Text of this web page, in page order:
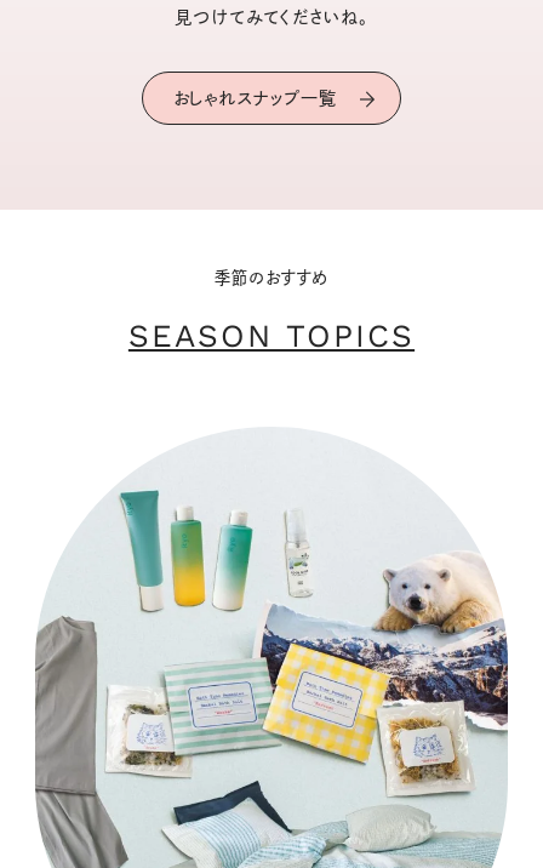
見つけてみてくださいね。
おしゃれスナップ一覧
季節のおすすめ
SEASON TOPICS